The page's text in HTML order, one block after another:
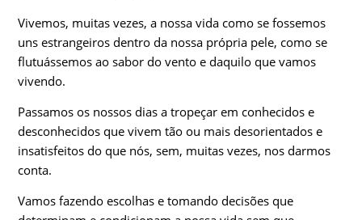
Vivemos, muitas vezes, a nossa vida como se fossemos
uns estrangeiros dentro da nossa própria pele, como se
flutuássemos ao sabor do vento e daquilo que vamos
vivendo.
Passamos os nossos dias a tropeçar em conhecidos e
desconhecidos que vivem tão ou mais desorientados e
insatisfeitos do que nós, sem, muitas vezes, nos darmos
conta.
Vamos fazendo escolhas e tomando decisões que